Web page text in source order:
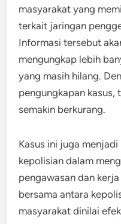
masyarakat yang
terkait jaringan
Informasi tersebut
mengungkap lebih
yang masih hilang.
pengungkapan kasus,
semakin berkurang.
Kasus ini juga
kepolisian dalam
pengawasan dan
bersama antara
masyarakat dinilai